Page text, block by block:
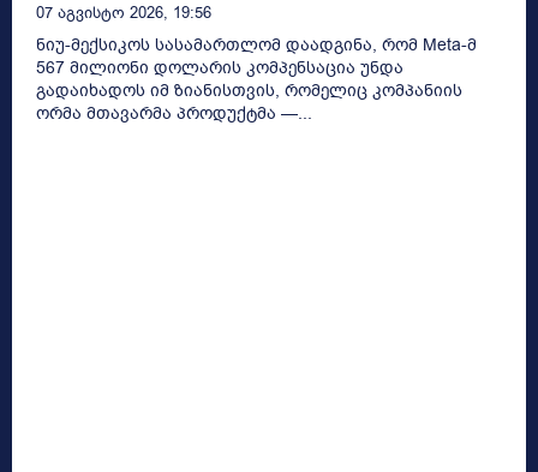
07 Აგვისტო 2026, 19:56
ნიუ-მექსიკოს სასამართლომ დაადგინა, რომ Meta-მ
567 მილიონი დოლარის კომპენსაცია უნდა
გადაიხადოს იმ ზიანისთვის, რომელიც კომპანიის
ორმა მთავარმა პროდუქტმა —...